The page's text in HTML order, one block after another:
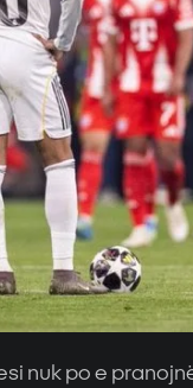
nuk po e